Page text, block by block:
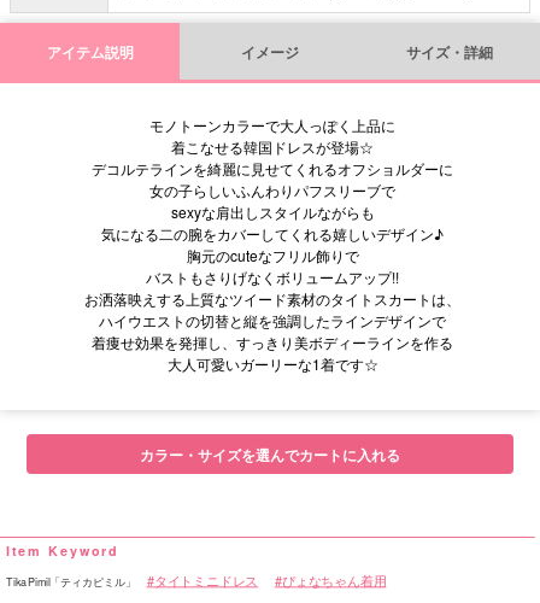
アイテム説明 イメージ サイズ・詳細
モノトーンカラーで大人っぽく上品に
着こなせる韓国ドレスが登場☆
デコルテラインを綺麗に見せてくれるオフショルダーに
女の子らしいふんわりパフスリーブで
sexyな肩出しスタイルながらも
気になる二の腕をカバーしてくれる嬉しいデザイン♪
胸元のcuteなフリル飾りで
バストもさりげなくボリュームアップ!!
お洒落映えする上質なツイード素材のタイトスカートは、
ハイウエストの切替と縦を強調したラインデザインで
着痩せ効果を発揮し、すっきり美ボディーラインを作る
大人可愛いガーリーな1着です☆
カラー・サイズを選んでカートに入れる
TikaPimil「ティカピミル」 タイトミニドレス ぴょなちゃん着用